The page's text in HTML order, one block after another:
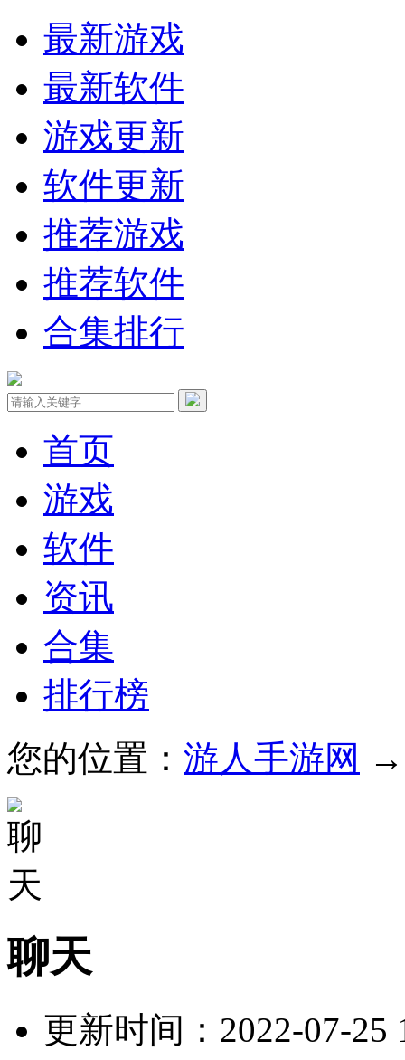
最新游戏
最新软件
游戏更新
软件更新
推荐游戏
推荐软件
合集排行
首页
游戏
软件
资讯
合集
排行榜
您的位置： 游人手游网 →
聊天
更新时间：2022-07-25